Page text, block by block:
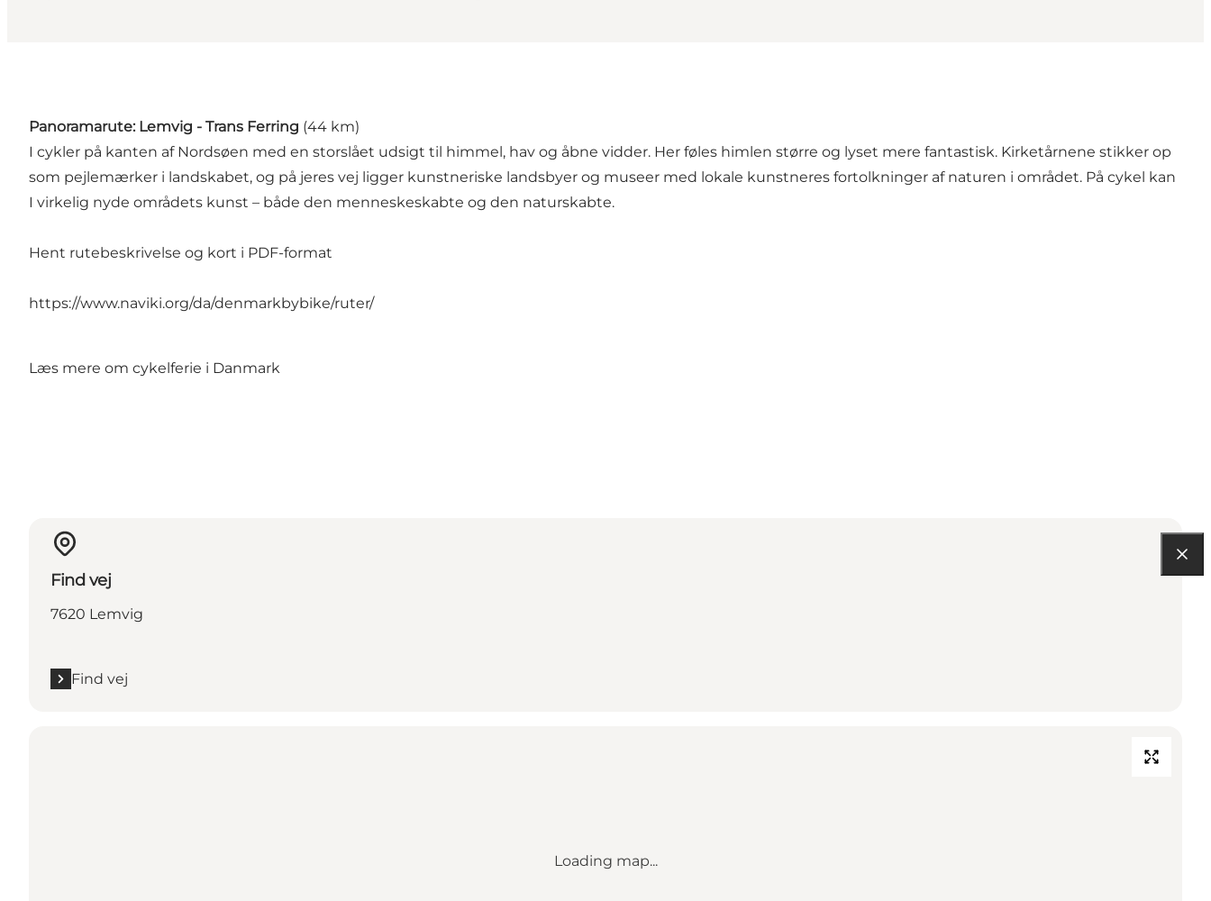
Panoramarute: Lemvig - Trans Ferring (44 km)
I cykler på kanten af Nordsøen med en storslået udsigt til himmel, hav og åbne vidder. Her føles himlen større og lyset mere fantastisk. Kirketårnene stikker op
som pejlemærker i landskabet, og på jeres vej ligger kunstneriske landsbyer og museer med lokale kunstneres fortolkninger af naturen i området. På cykel kan
I virkelig nyde områdets kunst – både den menneskeskabte og den naturskabte.
Hent rutebeskrivelse og kort i PDF-format
https://www.naviki.org/da/denmarkbybike/ruter/
Læs mere om cykelferie i Danmark
Find vej
7620 Lemvig
Find vej
Loading map...